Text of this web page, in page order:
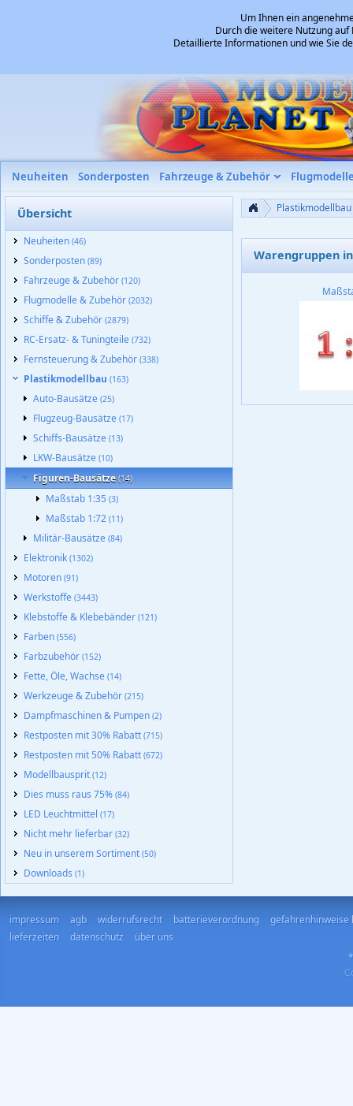
Neuheiten Sonderposten Fahrzeuge & Zubehör
Übersicht
Neuheiten (46)
Sonderposten (89)
Fahrzeuge & Zubehör (120)
Flugmodelle & Zubehör (2032)
Schiffe & Zubehör (2879)
RC-Ersatz- & Tuningteile (732)
Fernsteuerung & Zubehör (338)
Plastikmodellbau (163)
Auto-Bausätze (25)
Flugzeug-Bausätze (17)
Schiffs-Bausätze (13)
LKW-Bausätze (10)
Figuren-Bausätze (14)
Maßstab 1:35 (3)
Maßstab 1:72 (11)
Militär-Bausätze (84)
Elektronik (1302)
Motoren (91)
Werkstoffe (3443)
Klebstoffe & Klebebänder (121)
Farben (556)
Farbzubehör (152)
Fette, Öle, Wachse (14)
Werkzeuge & Zubehör (215)
Dampfmaschinen & Pumpen (2)
Restposten mit 30% Rabatt (715)
Restposten mit 50% Rabatt (672)
Modellbausprit (12)
Dies muss raus 75% (84)
LED Leuchtmittel (17)
Nicht mehr lieferbar (32)
Neu in unserem Sortiment (50)
Downloads (1)
Um Ihnen ein
Durch die weitere Nutzung
Detaillierte Informationen und wie Sie
Plastikmodellbau
Warengruppen
impressum agb widerrufsrecht batterieverordnung
gefahrenhinweise
lieferzeiten
datenschutz
über uns